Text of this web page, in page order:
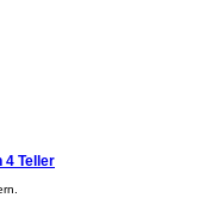
4 Teller